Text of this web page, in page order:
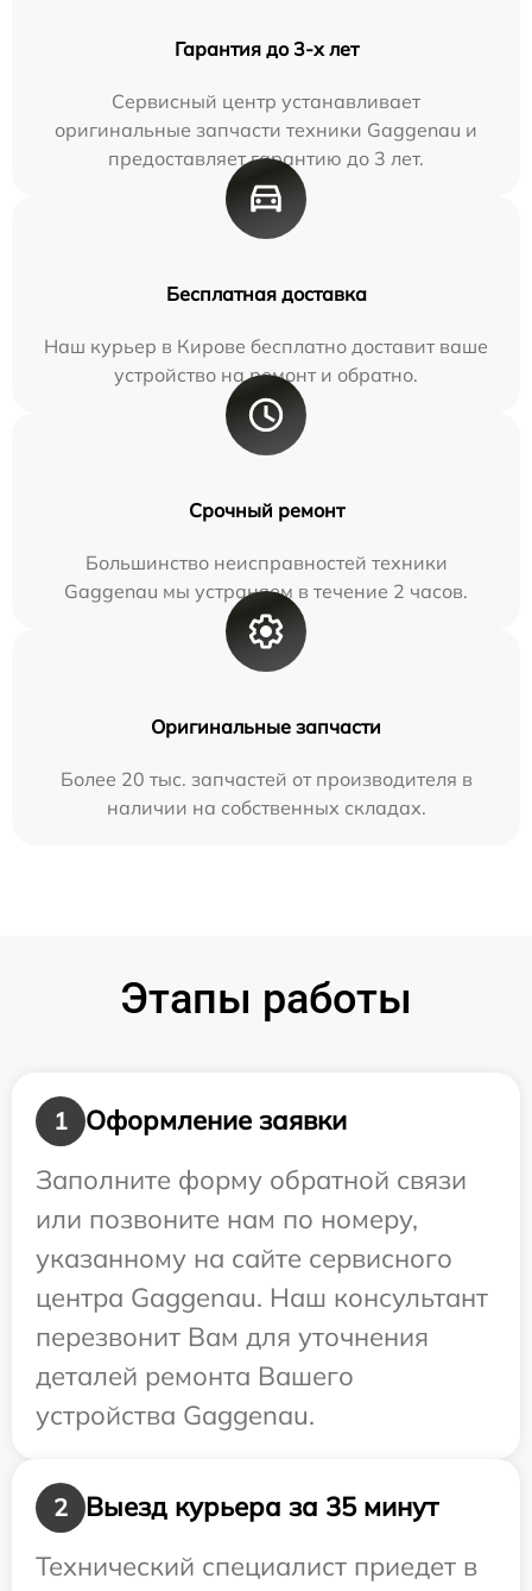
Гарантия до 3-х лет
Сервисный центр устанавливает
оригинальные запчасти техники Gaggenau и
предоставляет гарантию до 3 лет.
Бесплатная доставка
Наш курьер в Кирове бесплатно доставит ваше
устройство на ремонт и обратно.
Срочный ремонт
Большинство неисправностей техники
Gaggenau мы устраняем в течение 2 часов.
Оригинальные запчасти
Более 20 тыс. запчастей от производителя в
наличии на собственных складах.
Этапы работы
1
Оформление заявки
Заполните форму обратной связи
или позвоните нам по номеру,
указанному на сайте сервисного
центра Gaggenau. Наш консультант
перезвонит Вам для уточнения
деталей ремонта Вашего
устройства Gaggenau.
2
Выезд курьера за 35 минут
Технический специалист приедет в